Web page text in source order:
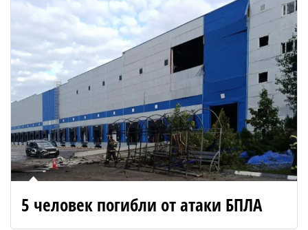
5 человек погибли от атаки БПЛА